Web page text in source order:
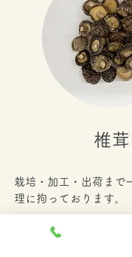
椎茸
栽培・加工・出荷まで
理に拘っております。
栽培ものであるが故の
し、品質及び価格共に